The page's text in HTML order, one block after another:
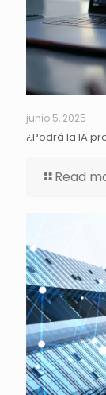
junio 5, 2025
¿Podrá la IA
Read